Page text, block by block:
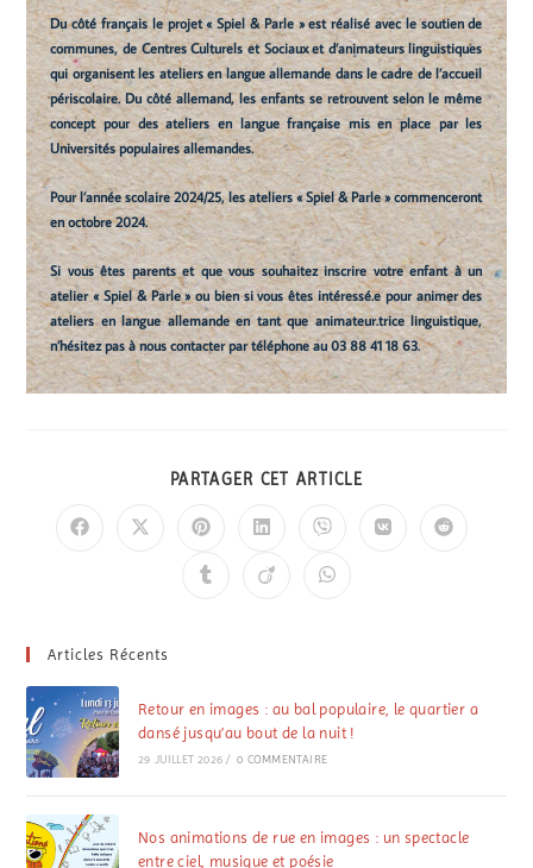
Du côté français le projet « Spiel & Parle » est réalisé avec le soutien de
communes, de Centres Culturels et Sociaux et d’animateurs linguistiques
qui organisent les ateliers en langue allemande dans le cadre de l’accueil
périscolaire. Du côté allemand, les enfants se retrouvent selon le même
concept pour des ateliers en langue française mis en place par les
Universités populaires allemandes.
Pour l’année scolaire 2024/25, les ateliers « Spiel & Parle » commenceront
en octobre 2024.
Si vous êtes parents et que vous souhaitez inscrire votre enfant à un
atelier « Spiel & Parle » ou bien si vous êtes intéressé.e pour animer des
ateliers en langue allemande en tant que animateur.trice linguistique,
n’hésitez pas à nous contacter par téléphone au03 88 41 18 63.
PARTAGER CET ARTICLE
Articles Récents
Retour en images : au bal populaire, le quartier a
dansé jusqu’au bout de la nuit !
29 JUILLET 2026 / 0 COMMENTAIRE
Nos animations de rue en images : un spectacle
entre ciel, musique et poésie